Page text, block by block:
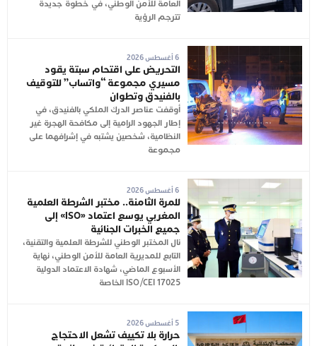
العامة للأمن الوطني، في خطوة جديدة
تترجم الرؤية
6 أغسطس 2026
التحريض على اقتحام سبتة يقود
مسيري مجموعة “واتساب” للتوقيف
بالفنيدق وتطوان
أوقفت عناصر الدرك الملكي بالفنيدق، في
إطار الجهود الرامية إلى مكافحة الهجرة غير
النظامية، شخصين يشتبه في إشرافهما على
مجموعة
6 أغسطس 2026
للمرة الثامنة.. مختبر الشرطة العلمية
المغربي يوسع اعتماد «ISO» إلى
جميع الخبرات الجنائية
نال المختبر الوطني للشرطة العلمية والتقنية،
التابع للمديرية العامة للأمن الوطني، نهاية
الأسبوع الماضي، شهادة الاعتماد الدولية
ISO/CEI 17025 الخاصة
5 أغسطس 2026
حرارة بلا تكييف تشعل الاحتجاج